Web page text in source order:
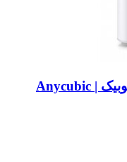
دستگاه شستشو و خشک کن انیکیوبیک | Anycubic